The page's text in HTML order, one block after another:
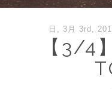
日, 3月 3rd,
【3/4